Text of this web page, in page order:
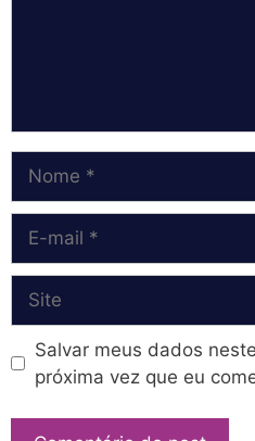
mail
Salvar meus dados
próxima vez que eu